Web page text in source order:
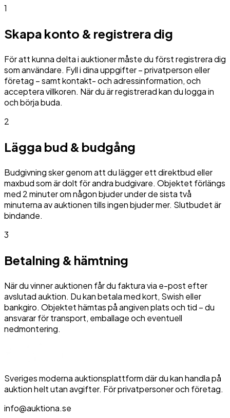
1
Skapa konto & registrera dig
För att kunna delta i auktioner måste du först registrera dig
som användare. Fyll i dina uppgifter – privatperson eller
företag – samt kontakt- och adressinformation, och
acceptera villkoren. När du är registrerad kan du logga in
och börja buda.
2
Lägga bud & budgång
Budgivning sker genom att du lägger ett direktbud eller
maxbud som är dolt för andra budgivare. Objektet förlängs
med 2 minuter om någon bjuder under de sista två
minuterna av auktionen tills ingen bjuder mer. Slutbudet är
bindande.
3
Betalning & hämtning
När du vinner auktionen får du faktura via e-post efter
avslutad auktion. Du kan betala med kort, Swish eller
bankgiro. Objektet hämtas på angiven plats och tid – du
ansvarar för transport, emballage och eventuell
nedmontering.
Sveriges moderna auktionsplattform där du kan handla på
auktion helt utan avgifter. För privatpersoner och företag.
info@auktiona.se